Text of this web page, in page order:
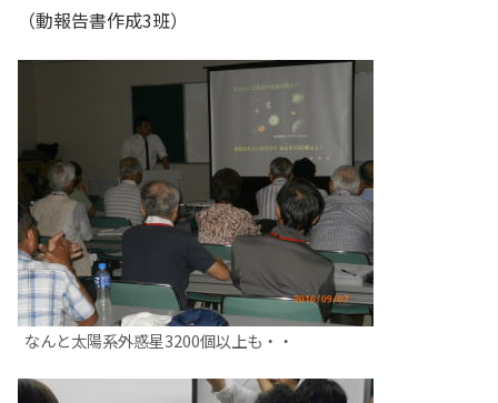
（動報告書作成3班）
なんと太陽系外惑星3200個以上も・・